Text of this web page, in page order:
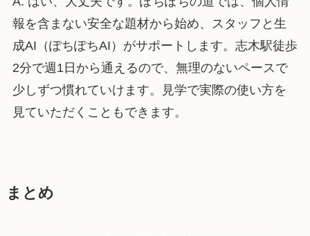
報を含まない安全な題材から始め、スタッフと生
成AI（ぽちぽちAI）がサポートします。志木駅徒歩
2分で週1日から通えるので、無理のないペースで
少しずつ慣れていけます。見学で実際の使い方を
見ていただくこともできます。
まとめ